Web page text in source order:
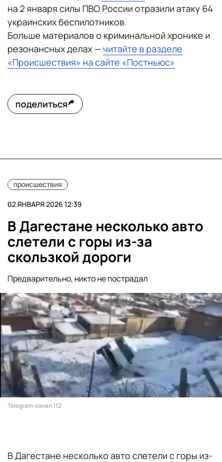
на 2 января силы ПВО России отразили атаку 64
украинских беспилотников.
Больше материалов о криминальной хронике и
резонансных делах — читайте в разделе
«Происшествия» на сайте «Постньюс»
поделиться
происшествия
02 ЯНВАРЯ 2026 12:39
В Дагестане несколько авто
слетели с горы из-за
скользкой дороги
Предварительно, никто не пострадал
Telegram-канал 112
В Дагестане несколько авто слетели с горы из-